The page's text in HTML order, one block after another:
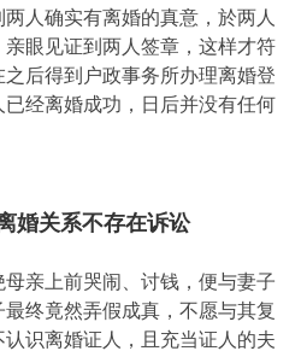
人确实有离婚的真意，於两人
眼见证到两人签章，这样才符
后得到户政事务所办理离婚登
经离婚成功，日后并没有任何
婚关系不存在诉讼
亲上前哭闹、讨钱，便与妻子
最终竟然弄假成真，不愿与其复
识离婚证人，且充当证人的夫